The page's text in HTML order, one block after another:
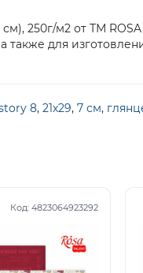
см), 250г/м2 от ТМ
для
8, 21х29, 7 см,
Код: 4823064923292